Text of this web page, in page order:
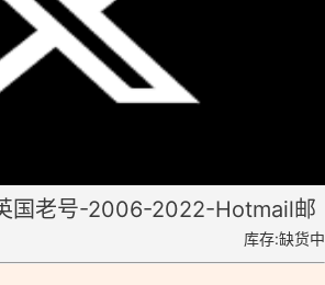
国老号-2006-2022-Hotmail邮
库存:缺货中